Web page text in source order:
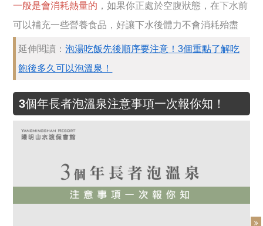
一般是會消耗熱量的 ，如果你正處於空腹狀態，在下水前
可以補充一些營養食品，好讓下水後體力不會消耗殆盡
延伸閱讀：泡湯吃飯先後順序要注意！3個重點了解吃
飽後多久可以泡溫泉！
3個年長者泡溫泉注意事項一次報你知！